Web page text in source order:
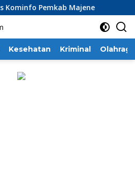
Pemkab Majene
Kesehatan Kriminal Olahraga